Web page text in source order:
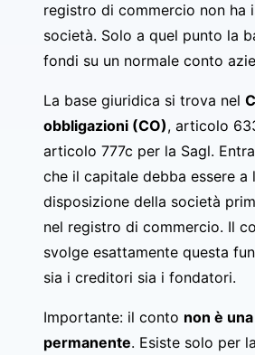
registro di commercio non ha
società. Solo a quel punto la
fondi su un normale conto
La base giuridica si trova nel
obbligazioni (CO), articolo
articolo 777c per la Sagl.
che il capitale debba essere a
disposizione della società
nel registro di commercio. Il
svolge esattamente questa
sia i creditori sia i fondatori.
Importante: il conto non è
permanente. Esiste solo per